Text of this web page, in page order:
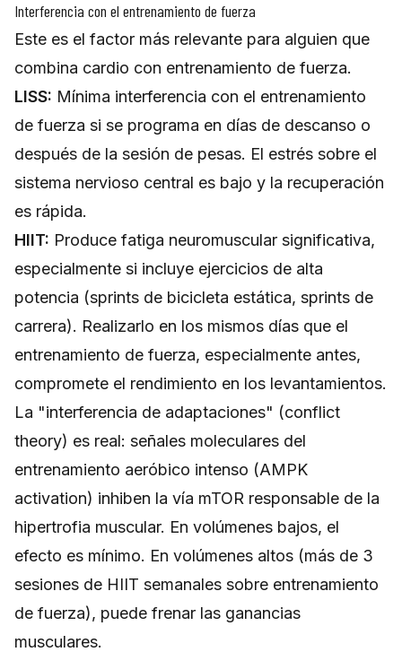
Interferencia con el entrenamiento de fuerza
Este es el factor más relevante para alguien que
combina cardio con entrenamiento de fuerza.
LISS: Mínima interferencia con el entrenamiento
de fuerza si se programa en días de descanso o
después de la sesión de pesas. El estrés sobre el
sistema nervioso central es bajo y la recuperación
es rápida.
HIIT: Produce fatiga neuromuscular significativa,
especialmente si incluye ejercicios de alta
potencia (sprints de bicicleta estática, sprints de
carrera). Realizarlo en los mismos días que el
entrenamiento de fuerza, especialmente antes,
compromete el rendimiento en los levantamientos.
La "interferencia de adaptaciones" (conflict
theory) es real: señales moleculares del
entrenamiento aeróbico intenso (AMPK
activation) inhiben la vía mTOR responsable de la
hipertrofia muscular. En volúmenes bajos, el
efecto es mínimo. En volúmenes altos (más de 3
sesiones de HIIT semanales sobre entrenamiento
de fuerza), puede frenar las ganancias
musculares.